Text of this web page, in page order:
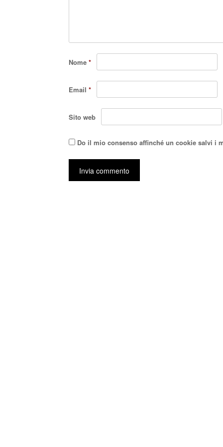
Nome *
Email *
Sito web
Do il mio consenso affinché un cookie salvi i